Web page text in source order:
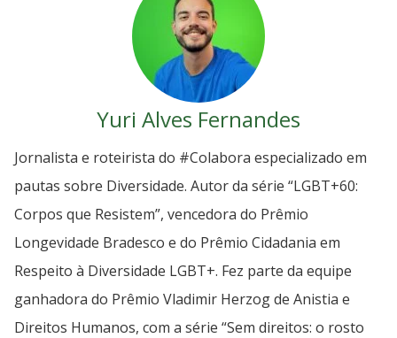
Yuri Alves Fernandes
Jornalista e roteirista do #Colabora especializado em
pautas sobre Diversidade. Autor da série “LGBT+60:
Corpos que Resistem”, vencedora do Prêmio
Longevidade Bradesco e do Prêmio Cidadania em
Respeito à Diversidade LGBT+. Fez parte da equipe
ganhadora do Prêmio Vladimir Herzog de Anistia e
Direitos Humanos, com a série “Sem direitos: o rosto